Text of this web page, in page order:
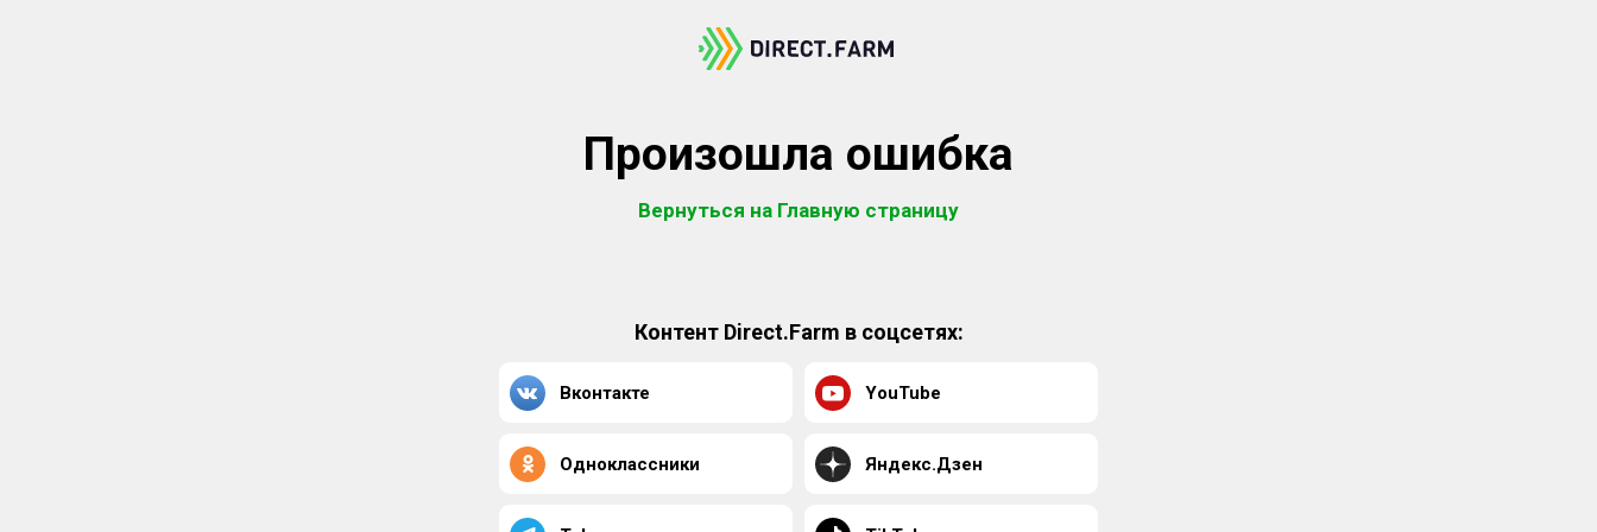
Произошла ошибка
Вернуться на Главную страницу
Контент Direct.Farm в соцсетях:
Вконтакте YouTube
Одноклассники Яндекс.Дзен